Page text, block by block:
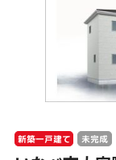
新築一戸建て 未完成